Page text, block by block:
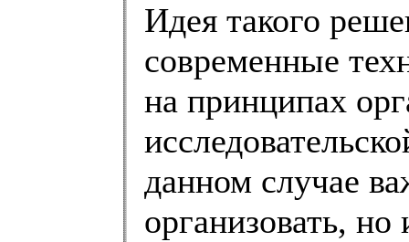
Идея такого
современные
на принципах
данном случае
организовать,